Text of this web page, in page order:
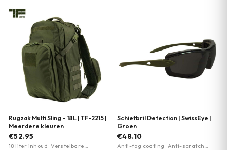
Rugzak Multi Sling – 18L | TF-2215 |
Meerdere kleuren
€52.95
18 liter inhoud · Verstelbare
Schietbril Detection | SwissEye |
Groen
€48.10
Anti-fog coating · Anti-scratch